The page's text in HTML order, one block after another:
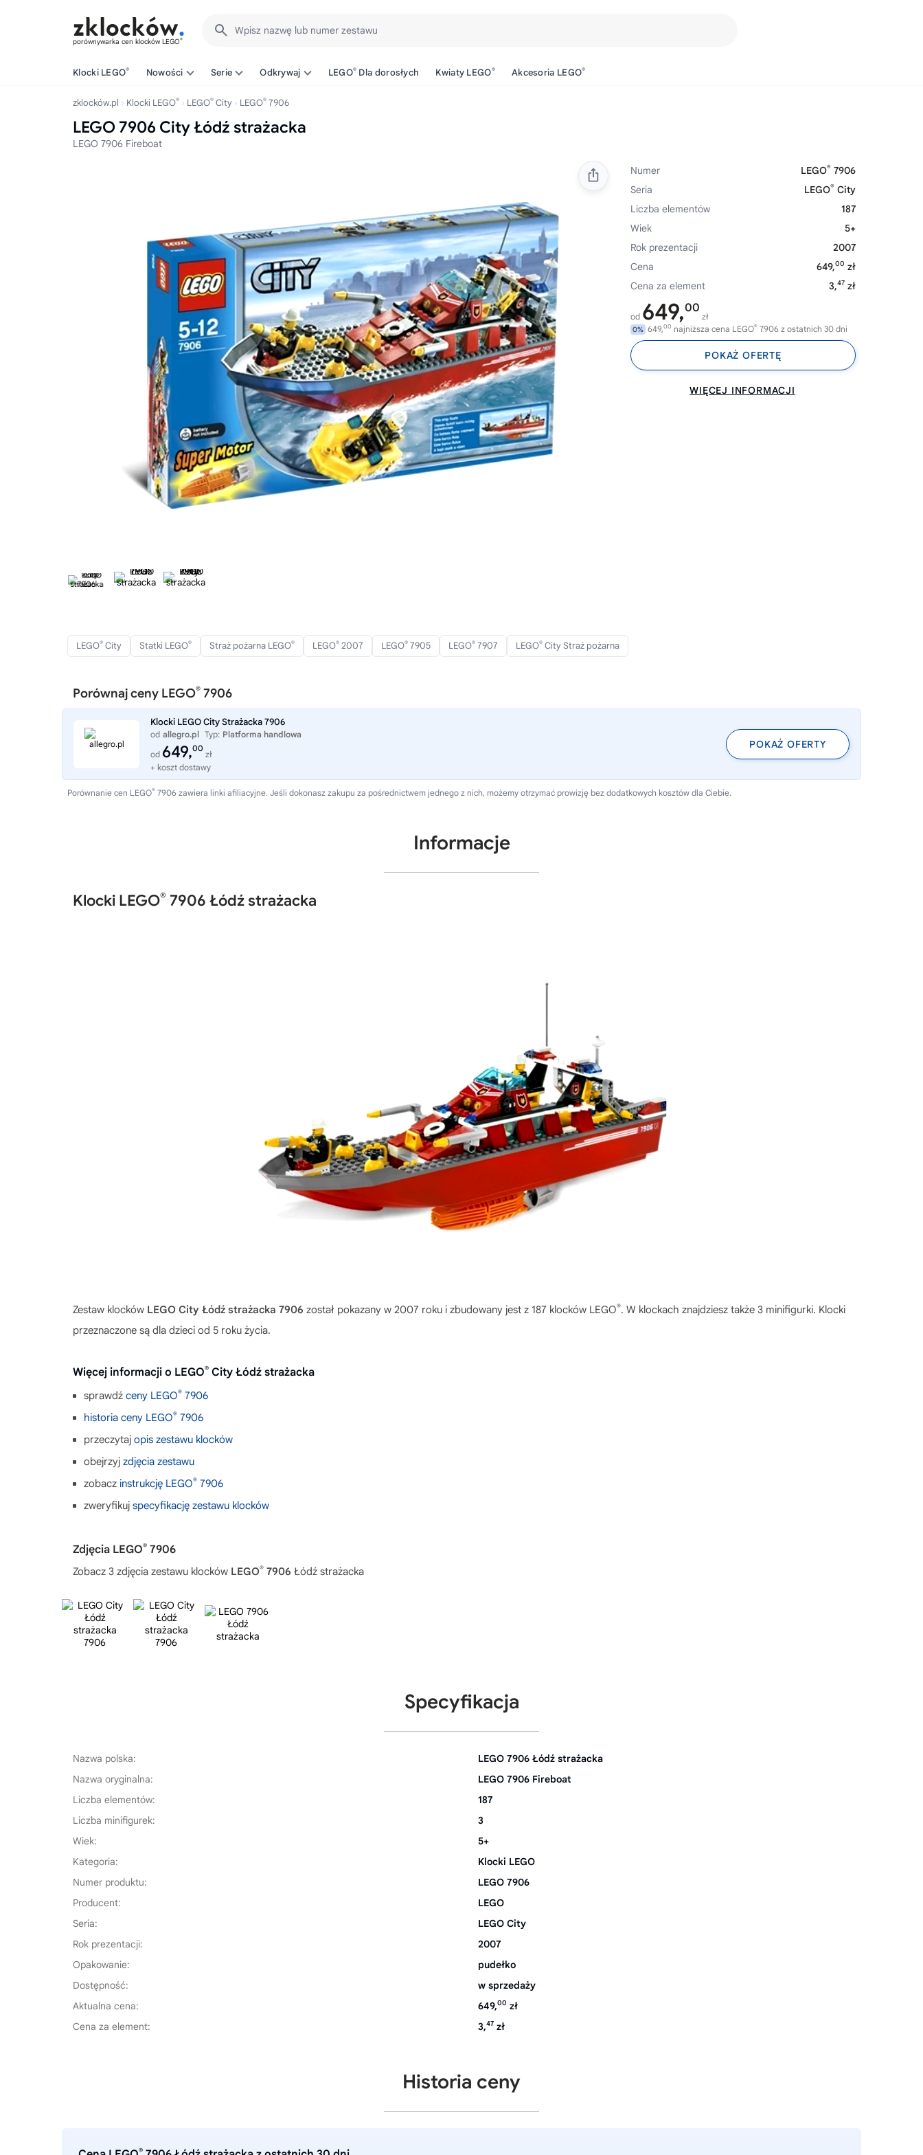
porównywarka cen klocków LEGO®
Wpisz nazwę lub numer zestawu
Klocki LEGO® Nowości Serie Odkrywaj LEGO® Dla dorosłych Kwiaty LEGO® Akcesoria LEGO®
zklocków.pl Klocki LEGO® LEGO® City LEGO® 7906
LEGO 7906 City Łódź strażacka
LEGO 7906 Fireboat
Numer LEGO® 7906
Seria
LEGO® City
Liczba elementów
187
Wiek
5+
Rok prezentacji
2007
Cena
649,00 zł
Cena za element
3,47 zł
od 649,00
zł
0% 649,00 najniższa cena LEGO® 7906 z ostatnich 30 dni
POKAŻ OFERTĘ
WIĘCEJ INFORMACJI
LEGO® City Statki LEGO® Straż pożarna LEGO® LEGO® 2007 LEGO® 7905 LEGO® 7907 LEGO® City Straż pożarna
Porównaj ceny LEGO® 7906
Klocki LEGO City Strażacka 7906
od allegro.pl Typ: Platforma handlowa
od 649,00
zł
+ koszt dostawy
POKAŻ OFERTY
Porównanie cen LEGO® 7906 zawiera linki afiliacyjne. Jeśli dokonasz zakupu za pośrednictwem jednego z nich, możemy otrzymać prowizję bez dodatkowych kosztów dla Ciebie.
Informacje
Klocki LEGO® 7906 Łódź strażacka
Zestaw klocków LEGO City Łódź strażacka 7906 został pokazany w 2007 roku i zbudowany jest z 187 klocków LEGO®. W klockach znajdziesz także 3 minifigurki. Klocki
przeznaczone są dla dzieci od 5 roku życia.
Więcej informacji o LEGO® City Łódź strażacka
sprawdź ceny LEGO® 7906
historia ceny LEGO® 7906
przeczytaj opis zestawu klocków
obejrzyj zdjęcia zestawu
zobacz instrukcję LEGO® 7906
zweryfikuj specyfikację zestawu klocków
Zdjęcia LEGO® 7906
Zobacz 3 zdjęcia zestawu klocków LEGO® 7906 Łódź strażacka
Specyfikacja
Nazwa polska:
LEGO 7906 Łódź strażacka
Nazwa oryginalna:
LEGO 7906 Fireboat
Liczba elementów:
187
Liczba minifigurek:
3
Wiek:
5+
Kategoria:
Klocki LEGO
Numer produktu:
LEGO 7906
Producent:
LEGO
Seria:
LEGO City
Rok prezentacji:
2007
Opakowanie:
pudełko
Dostępność:
w sprzedaży
Aktualna cena:
649,00 zł
Cena za element:
3,47 zł
Historia ceny
®